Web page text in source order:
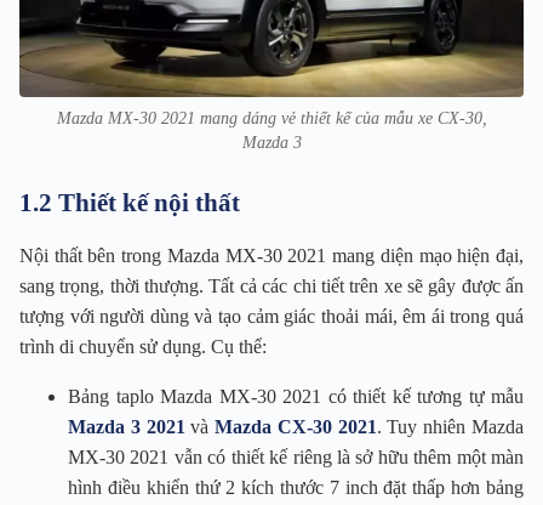
Mazda MX-30 2021 mang dáng vẻ thiết kế của mẫu xe CX-30,
Mazda 3
1.2 Thiết kế nội thất
Nội thất bên trong Mazda MX-30 2021 mang diện mạo hiện đại,
sang trọng, thời thượng. Tất cả các chi tiết trên xe sẽ gây được ấn
tượng với người dùng và tạo cảm giác thoải mái, êm ái trong quá
trình di chuyển sử dụng. Cụ thể:
Bảng taplo Mazda MX-30 2021 có thiết kế tương tự mẫu
Mazda 3 2021 vàMazda CX-30 2021. Tuy nhiên Mazda
MX-30 2021 vẫn có thiết kế riêng là sở hữu thêm một màn
hình điều khiển thứ 2 kích thước 7 inch đặt thấp hơn bảng